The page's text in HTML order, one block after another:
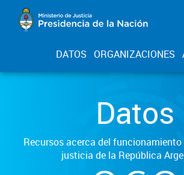
DATOS ORGANIZACIONES
Datos
Recursos acerca del
justicia de la República